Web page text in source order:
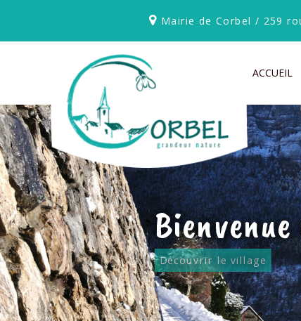
Mairie de Corbel / 259
ACCUEIL
Découvrir le village